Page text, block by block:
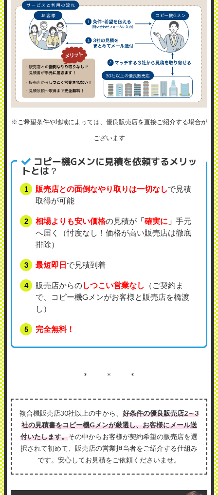
※ご希望条件や地域によっては、優良販売店を直接ご紹介する場合が
ございます
コピー機Gメンに見積を依頼するメリッ
トとは？
販売店との面倒なやり取りは一切なしで見積
取得が可能
相場よりも安い価格の見積が 「確実に 」 手元
へ届く（忖度なし！価格が高い販売店は徹底
排除）
最短即日で見積到着
販売店からのしつこい営業なし
（ご契約ま
で、コピー機Gメンがお客様と販売店を橋渡
し）
完全無料！
＊ ＊ ＊
複合機販売店30社以上の中から、 好条件の優良販売店2～3
社の見積書をコピー機Gメンが厳選し、お客様にメール送
付いたします。その中からお客様が契約希望の販売店を選
択されて初めて、販売店の営業担当者をご紹介する仕組み
です。安心してお見積をご依頼くださいませ。